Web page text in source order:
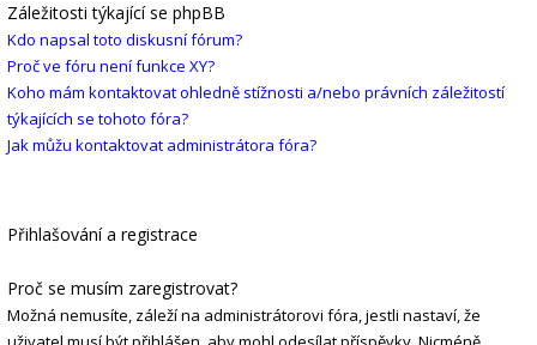
Záležitosti týkající se phpBB
Kdo napsal toto diskusní fórum?
Proč ve fóru není funkce XY?
Koho mám kontaktovat ohledně stížnosti a/nebo právních záležitostí
týkajících se tohoto fóra?
Jak můžu kontaktovat administrátora fóra?
Přihlašování a registrace
Proč se musím zaregistrovat?
Možná nemusíte, záleží na administrátorovi fóra, jestli nastaví, že